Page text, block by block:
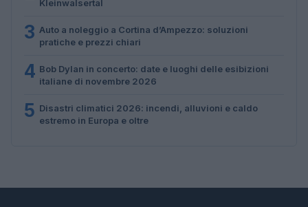
Kleinwalsertal
3 Auto a noleggio a Cortina d’Ampezzo: soluzioni
pratiche e prezzi chiari
4 Bob Dylan in concerto: date e luoghi delle esibizioni
italiane di novembre 2026
5 Disastri climatici 2026: incendi, alluvioni e caldo
estremo in Europa e oltre